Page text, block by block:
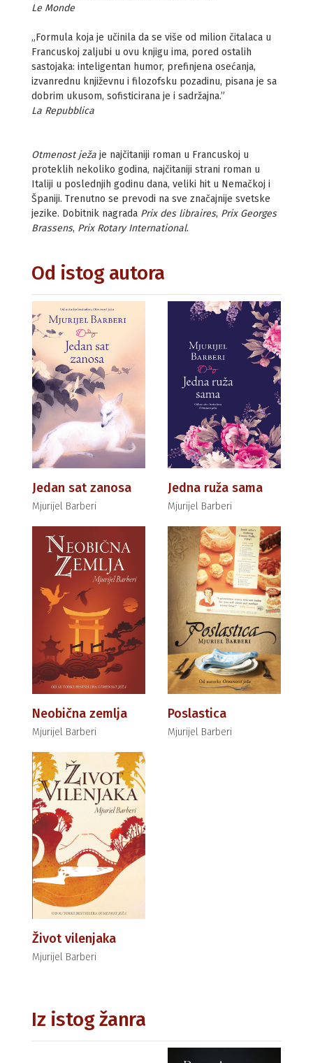
Le Monde
„Formula koja je učinila da se više od milion čitalaca u
Francuskoj zaljubi u ovu knjigu ima, pored ostalih
sastojaka: inteligentan humor, prefinjena osećanja,
izvanrednu književnu i filozofsku pozadinu, pisana je sa
dobrim ukusom, sofisticirana je i sadržajna.”
La Repubblica
Otmenost ježa je najčitaniji roman u Francuskoj u
proteklih nekoliko godina, najčitaniji strani roman u
Italiji u poslednjih godinu dana, veliki hit u Nemačkoj i
Španiji. Trenutno se prevodi na sve značajnije svetske
jezike. Dobitnik nagrada Prix des libraires, Prix Georges
Brassens, Prix Rotary International.
Od istog autora
Jedan sat zanosa
Mjurijel Barberi
Jedna ruža sama
Mjurijel Barberi
Neobična zemlja
Mjurijel Barberi
Poslastica
Mjurijel Barberi
Život vilenjaka
Mjurijel Barberi
Iz istog žanra